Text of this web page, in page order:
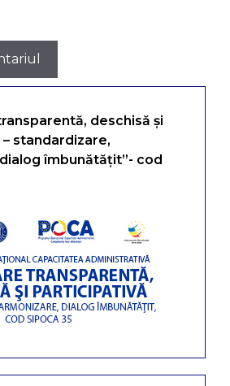
deschisă și
standardizare,
îmbunătățit”- cod